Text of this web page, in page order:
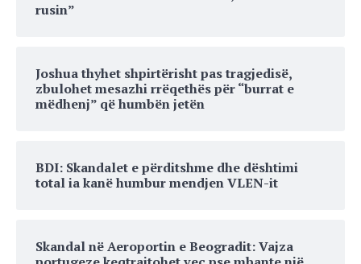
rusin”
Joshua thyhet shpirtërisht pas tragjedisë,
zbulohet mesazhi rrëqethës për “burrat e
mëdhenj” që humbën jetën
BDI: Skandalet e përditshme dhe dështimi
total ia kanë humbur mendjen VLEN-it
Skandal në Aeroportin e Beogradit: Vajza